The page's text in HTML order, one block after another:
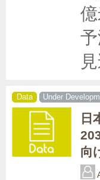
Data Under
日
向